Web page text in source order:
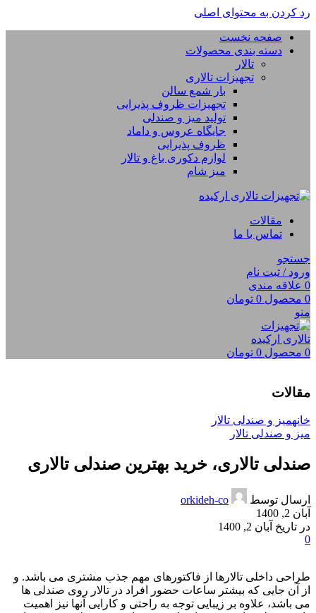
رد کردن به محتوای اصلی
صفحه نخست
دسته بندی محصولات
تالار
تجهیزات تالاری
بار شمع سالن
تجهیزات ظروف پذیرایی
تولید میز و صندلی
جایگاه عروس و داماد
ظروف پذیرایی
لوازم دکوری باغ و تالار
میز شام
مقالات
تماس با ما
جستجو
ورود / ثبت نام
0 علاقه مندی
0 محصول 0 تومان
منو
0 محصول 0 تومان
مقالات
خانهمیز و صندلی تالار
میز و صندلی تالار
صندلی تالاری، خرید بهترین صندلی تالاری
ارسال توسط
orkideh-co
آبان 2, 1400
در تاریخ آبان 2, 1400
0
طراحی داخلی تالارها از فاکتورهای مهم جذب مشتری می باشد. و
از آن جایی که بیشتر ساعات حضور افراد در تالار روی صندلی ها
می باشد، علاوه بر زیبایی توجه به راحتی و کارایی آنها نیز اهمیت